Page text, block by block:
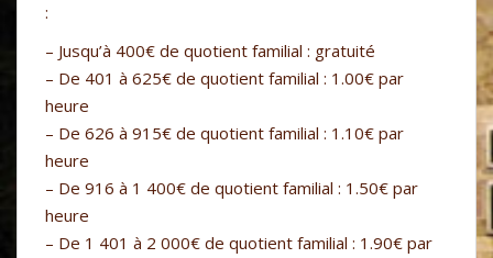
:
– Jusqu’à 400€ de quotient familial : gratuité
– De 401 à 625€ de quotient familial : 1.00€ par
heure
– De 626 à 915€ de quotient familial : 1.10€ par
heure
– De 916 à 1 400€ de quotient familial : 1.50€ par
heure
– De 1 401 à 2 000€ de quotient familial : 1.90€ par